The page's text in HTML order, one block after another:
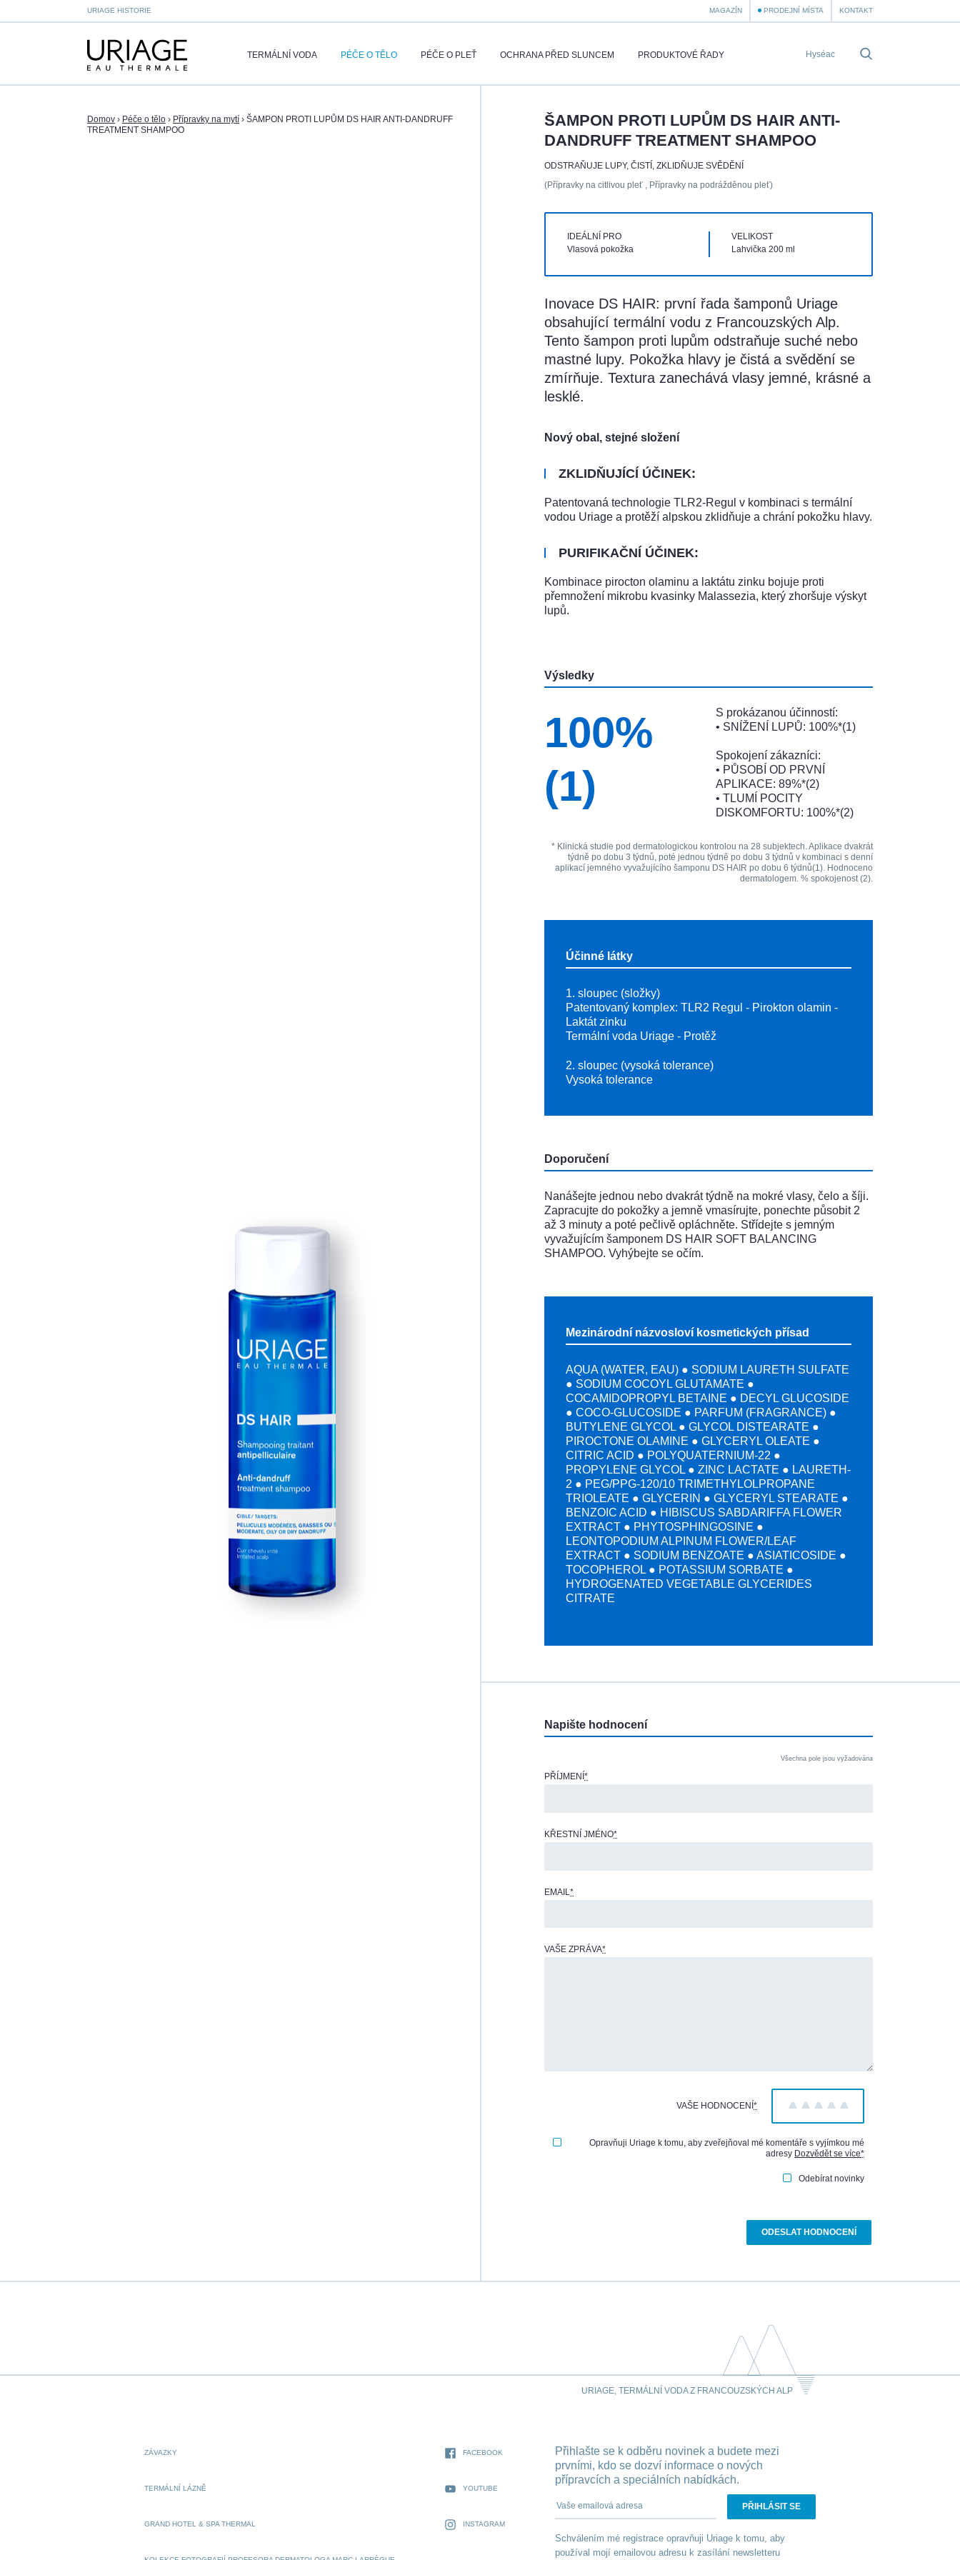
URIAGE HISTORIE MAGAZÍN PRODEJNÍ MÍSTA KONTAKT
TERMÁLNÍ VODA PÉČE O TĚLO PÉČE O PLEŤ OCHRANA PŘED SLUNCEM PRODUKTOVÉ ŘADY
Domov › Péče o tělo › Přípravky na mytí › ŠAMPON PROTI LUPŮM DS HAIR ANTI-DANDRUFF
TREATMENT SHAMPOO
ŠAMPON PROTI LUPŮM DS HAIR ANTI-
DANDRUFF TREATMENT SHAMPOO
ODSTRAŇUJE LUPY, ČISTÍ, ZKLIDŇUJE SVĚDĚNÍ
(Přípravky na citlivou pleť , Přípravky na podrážděnou pleť)
IDEÁLNÍ PRO
Vlasová pokožka
VELIKOST
Lahvička 200 ml
Inovace DS HAIR: první řada šamponů Uriage
obsahující termální vodu z Francouzských Alp.
Tento šampon proti lupům odstraňuje suché nebo
mastné lupy. Pokožka hlavy je čistá a svědění se
zmírňuje. Textura zanechává vlasy jemné, krásné a
lesklé.
Nový obal, stejné složení
ZKLIDŇUJÍCÍ ÚČINEK:
Patentovaná technologie TLR2-Regul v kombinaci s termální
vodou Uriage a protěží alpskou zklidňuje a chrání pokožku hlavy.
PURIFIKAČNÍ ÚČINEK:
Kombinace pirocton olaminu a laktátu zinku bojuje proti
přemnožení mikrobu kvasinky Malassezia, který zhoršuje výskyt
lupů.
Výsledky
100%
(1)
S prokázanou účinností:
• SNÍŽENÍ LUPŮ: 100%*(1)
Spokojení zákazníci:
• PŮSOBÍ OD PRVNÍ
APLIKACE: 89%*(2)
• TLUMÍ POCITY
DISKOMFORTU: 100%*(2)
* Klinická studie pod dermatologickou kontrolou na 28 subjektech. Aplikace dvakrát
týdně po dobu 3 týdnů, poté jednou týdně po dobu 3 týdnů v kombinaci s denní
aplikací jemného vyvažujícího šamponu DS HAIR po dobu 6 týdnů(1). Hodnoceno
dermatologem. % spokojenost (2).
Účinné látky
1. sloupec (složky)
Patentovaný komplex: TLR2 Regul - Pirokton olamin -
Laktát zinku
Termální voda Uriage - Protěž
2. sloupec (vysoká tolerance)
Vysoká tolerance
Doporučení
Nanášejte jednou nebo dvakrát týdně na mokré vlasy, čelo a šíji.
Zapracujte do pokožky a jemně vmasírujte, ponechte působit 2
až 3 minuty a poté pečlivě opláchněte. Střídejte s jemným
vyvažujícím šamponem DS HAIR SOFT BALANCING
SHAMPOO. Vyhýbejte se očím.
Mezinárodní názvosloví kosmetických přísad
AQUA (WATER, EAU) ● SODIUM LAURETH SULFATE
● SODIUM COCOYL GLUTAMATE ●
COCAMIDOPROPYL BETAINE ● DECYL GLUCOSIDE
● COCO-GLUCOSIDE ● PARFUM (FRAGRANCE) ●
BUTYLENE GLYCOL ● GLYCOL DISTEARATE ●
PIROCTONE OLAMINE ● GLYCERYL OLEATE ●
CITRIC ACID ● POLYQUATERNIUM-22 ●
PROPYLENE GLYCOL ● ZINC LACTATE ● LAURETH-
2 ● PEG/PPG-120/10 TRIMETHYLOLPROPANE
TRIOLEATE ● GLYCERIN ● GLYCERYL STEARATE ●
BENZOIC ACID ● HIBISCUS SABDARIFFA FLOWER
EXTRACT ● PHYTOSPHINGOSINE ●
LEONTOPODIUM ALPINUM FLOWER/LEAF
EXTRACT ● SODIUM BENZOATE ● ASIATICOSIDE ●
TOCOPHEROL ● POTASSIUM SORBATE ●
HYDROGENATED VEGETABLE GLYCERIDES
CITRATE
Napište hodnocení
Všechna pole jsou vyžadována
PŘÍJMENÍ*
KŘESTNÍ JMÉNO*
EMAIL *
VAŠE ZPRÁVA*
VAŠE HODNOCENÍ* 5
4
3
2
1
Opravňuji Uriage k tomu, aby zveřejňoval mé komentáře s vyjímkou mé
adresy Dozvědět se více*
Odebírat novinky
URIAGE, TERMÁLNÍ VODA Z FRANCOUZSKÝCH ALP
ZÁVAZKY
TERMÁLNÍ LÁZNĚ
GRAND HOTEL & SPA THERMAL
FACEBOOK
YOUTUBE
INSTAGRAM
Přihlašte se k odběru novinek a budete mezi
prvními, kdo se dozví informace o nových
přípravcích a speciálních nabídkách.
Vaše emailová adresa
Schválením mé registrace opravňuji Uriage k tomu, aby
používal mojí emailovou adresu k zasílání newsletteru